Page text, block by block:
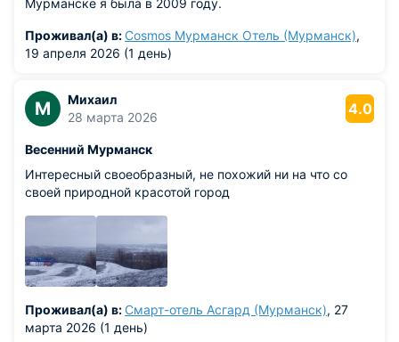
Мурманске я была в 2009 году.
Проживал(а) в: Cosmos Мурманск Отель (Мурманск),
19 апреля 2026 (1 день)
М
Михаил
28 марта 2026
4.0
Весенний Мурманск
Интересный своеобразный, не похожий ни на что со
своей природной красотой город
Проживал(а) в: Смарт-отель Асгард (Мурманск), 27
марта 2026 (1 день)